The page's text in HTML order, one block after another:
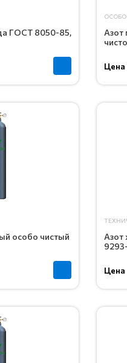
ГОСТ 8050-85,
ОСОБО
Азот
Цена
особо чистый
Азот
Цена